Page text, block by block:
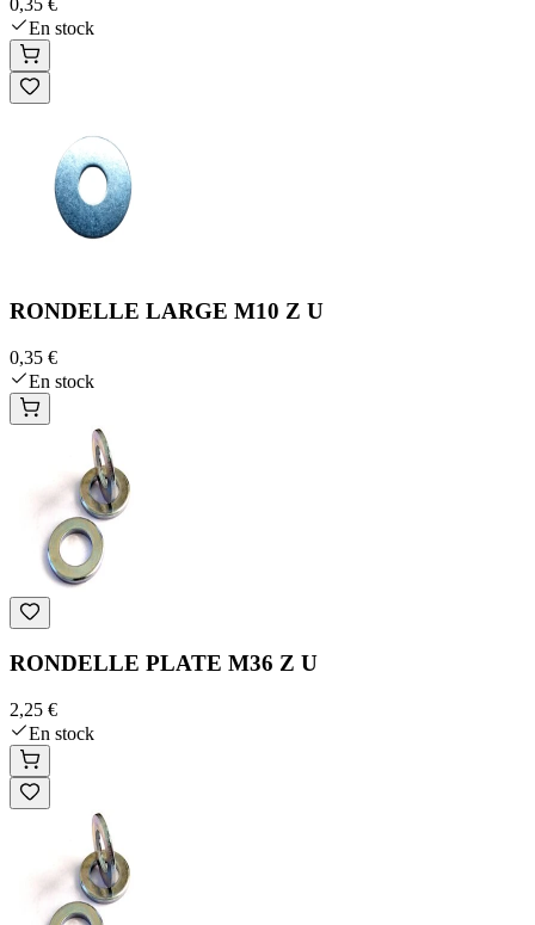
0,35 €
En stock
RONDELLE LARGE M10 Z U
0,35 €
En stock
RONDELLE PLATE M36 Z U
2,25 €
En stock